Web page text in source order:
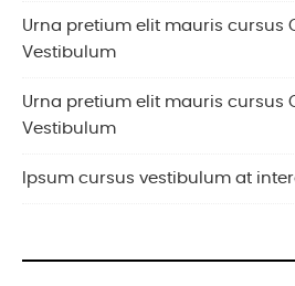
Urna pretium elit mauris cursus
Vestibulum
Urna pretium elit mauris cursus
Vestibulum
Ipsum cursus vestibulum at